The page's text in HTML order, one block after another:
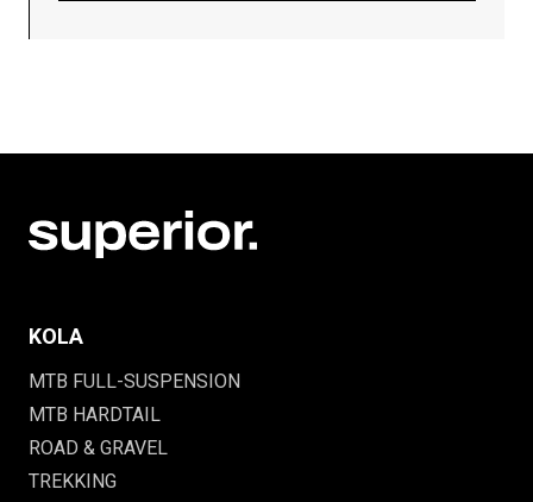
KOLA
MTB FULL-SUSPENSION
MTB HARDTAIL
ROAD & GRAVEL
TREKKING